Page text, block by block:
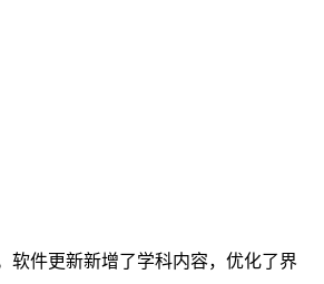
软件更新新增了学科内容，优化了界